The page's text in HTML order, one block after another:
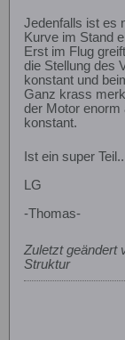
Jedenfalls ist es
Kurve im Stand
Erst im Flug
die Stellung des
konstant und
Ganz krass
der Motor enorm
konstant.
Ist ein super
LG
-Thomas-
Zuletzt geändert
Struktur